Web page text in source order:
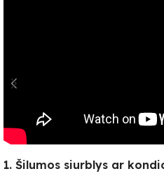
1. Šilumos siurblys ar